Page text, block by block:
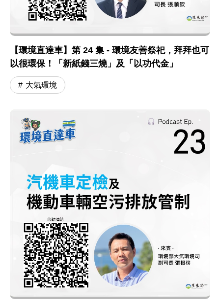
【環境直達車】第 24 集 - 環境友善祭祀，拜拜也可
以很環保！「新紙錢三燒」及「以功代金」
大氣環境